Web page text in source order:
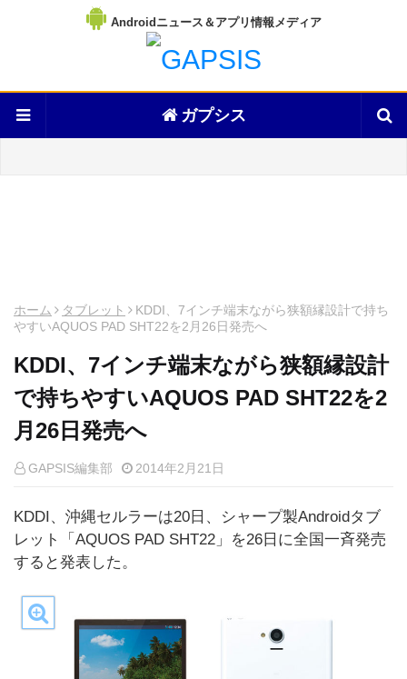
Androidニュース＆アプリ情報メディア
ガプシス
ホーム タブレット
KDDI、7インチ端末ながら狭額縁設計で持ち
やすいAQUOS PAD SHT22を2月26日発売へ
KDDI、7インチ端末ながら狭額縁設計
で持ちやすいAQUOS PAD SHT22を2
月26日発売へ
GAPSIS編集部 2014年2月21日
KDDI、沖縄セルラーは20日、シャープ製Androidタブ
レット「AQUOS PAD SHT22」を26日に全国一斉発売
すると発表した。